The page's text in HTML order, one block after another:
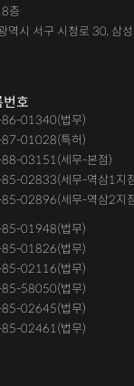
층
역시 서구 시청로 30, 삼
번호
86-01340(법무)
01028(특허)
03151(세무-본점)
02833(세무-역삼1지
02896(세무-역삼2지
85-01948(법무)
85-01826(법무)
85-02116(법무)
85-58050(법무)
85-02645(법무)
85-02461(법무)